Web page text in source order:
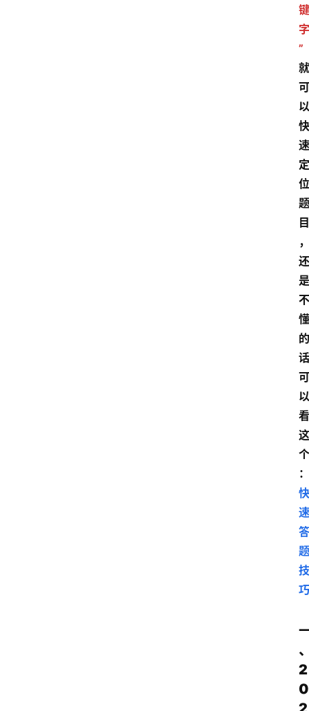
键
字
”
就
可
以
快
速
定
位
题
目
，
还
是
不
懂
的
话
可
以
看
这
个
：
快
速
答
题
技
巧
2
0